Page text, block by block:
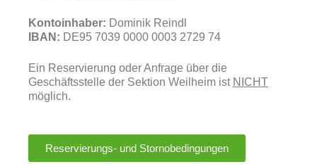
Kontoinhaber: Dominik Reindl
IBAN: DE95 7039 0000 0003 2729 74
Ein Reservierung oder Anfrage über die
Geschäftsstelle der Sektion Weilheim ist NICHT
möglich.
Reservierungs- und Stornobedingungen